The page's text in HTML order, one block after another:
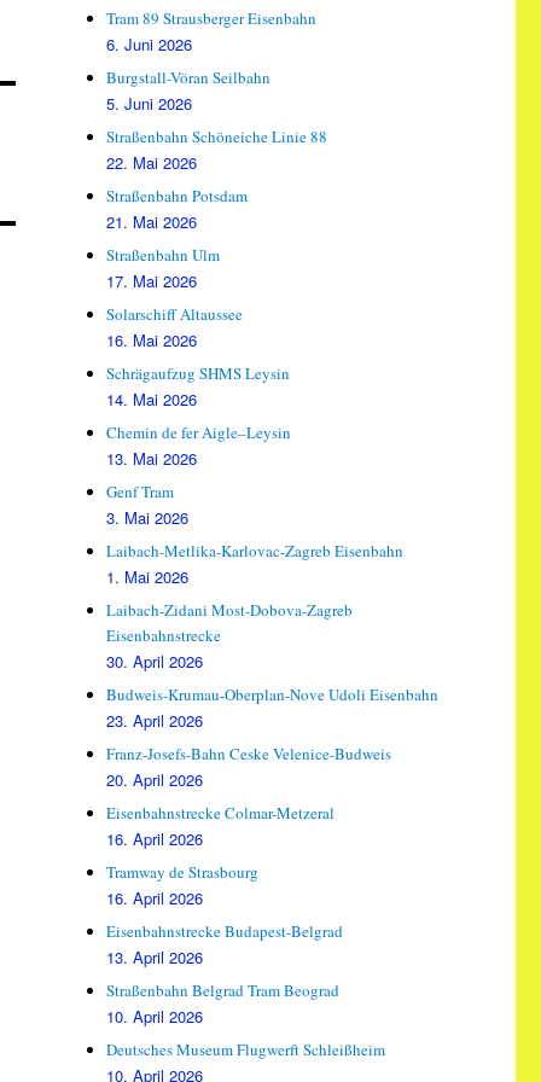
Tram 89 Strausberger Eisenbahn
6. Juni 2026
Burgstall-Vöran Seilbahn
5. Juni 2026
Straßenbahn Schöneiche Linie 88
22. Mai 2026
Straßenbahn Potsdam
21. Mai 2026
Straßenbahn Ulm
17. Mai 2026
Solarschiff Altaussee
16. Mai 2026
Schrägaufzug SHMS Leysin
14. Mai 2026
Chemin de fer Aigle–Leysin
13. Mai 2026
Genf Tram
3. Mai 2026
Laibach-Metlika-Karlovac-Zagreb Eisenbahn
1. Mai 2026
Laibach-Zidani Most-Dobova-Zagreb
Eisenbahnstrecke
30. April 2026
Budweis-Krumau-Oberplan-Nove Udoli Eisenbahn
23. April 2026
Franz-Josefs-Bahn Ceske Velenice-Budweis
20. April 2026
Eisenbahnstrecke Colmar-Metzeral
16. April 2026
Tramway de Strasbourg
16. April 2026
Eisenbahnstrecke Budapest-Belgrad
13. April 2026
Straßenbahn Belgrad Tram Beograd
10. April 2026
Deutsches Museum Flugwerft Schleißheim
10. April 2026